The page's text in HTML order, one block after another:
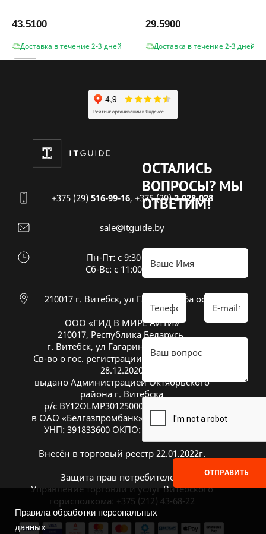
43.5100
Доставка в течение 2-3 дней
29.5900
Доставка в течение 2-3 дней
+375 (29) 516-99-16, +375 (29)2-028-028
sale@itguide.by
Пн-Пт: с 9:30 до 18:30
Cб-Вс: с 11:00 до 16:00
210017 г. Витебск, ул Гагарина 26а оф 20
ООО «ГИД В МИРЕ АЙТИ»
210017, Республика Беларусь,
г. Витебск, ул Гагарина 26А, оф. 20
Св-во о гос. регистрации № 391833600 от
28.12.2020
выдано Администрацией Октябрьского
района г. Витебска
р/с BY12OLMP30125000269700000933
в ОАО «Белгазпромбанк», код OLMPBY2X
УНП: 391833600 ОКПО: 504669272000
Внесён в торговый реестр 22.01.2022г.
Защита прав потребителей:
Управление торговли и услуг Витебского
горисполкома: +375 (212) 43-68-22
ОСТАЛИСЬ
ВОПРОСЫ? МЫ
ОТВЕТИМ!
ОТПРАВИТЬ
Правила обработки персональных
данных